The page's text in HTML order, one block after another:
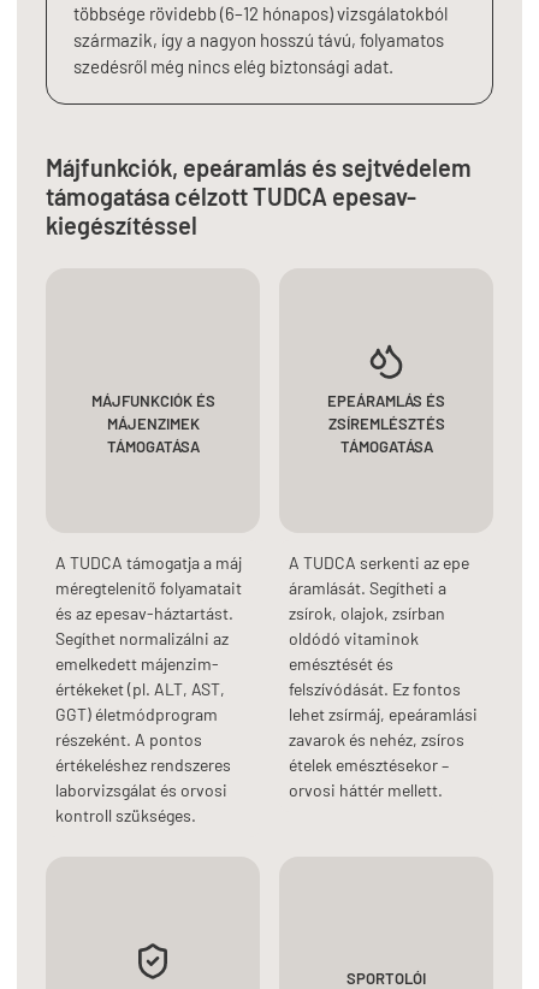
többsége rövidebb (6–12 hónapos) vizsgálatokból
származik, így a nagyon hosszú távú, folyamatos
szedésről még nincs elég biztonsági adat.
Májfunkciók, epeáramlás és sejtvédelem
támogatása célzott TUDCA epesav-
kiegészítéssel
MÁJFUNKCIÓK ÉS
MÁJENZIMEK
TÁMOGATÁSA
A TUDCA támogatja a máj
méregtelenítő folyamatait
és az epesav-háztartást.
Segíthet normalizálni az
emelkedett májenzim-
értékeket (pl. ALT, AST,
GGT) életmódprogram
részeként. A pontos
értékeléshez rendszeres
laborvizsgálat és orvosi
kontroll szükséges.
EPEÁRAMLÁS ÉS
ZSÍREMLÉSZTÉS
TÁMOGATÁSA
A TUDCA serkenti az epe
áramlását. Segítheti a
zsírok, olajok, zsírban
oldódó vitaminok
emésztését és
felszívódását. Ez fontos
lehet zsírmáj, epeáramlási
zavarok és nehéz, zsíros
ételek emésztésekor –
orvosi háttér mellett.
SPORTOLÓI